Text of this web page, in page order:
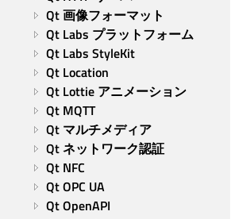
Qt 画像フォーマット
Qt Labs プラットフォーム
Qt Labs StyleKit
Qt Location
Qt Lottie アニメーション
Qt MQTT
Qt マルチメディア
Qt ネットワーク認証
Qt NFC
Qt OPC UA
Qt OpenAPI